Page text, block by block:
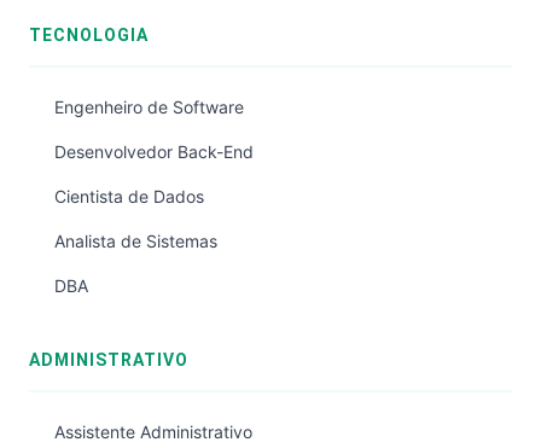
TECNOLOGIA
Engenheiro de Software
Desenvolvedor Back-End
Cientista de Dados
Analista de Sistemas
DBA
ADMINISTRATIVO
Assistente Administrativo